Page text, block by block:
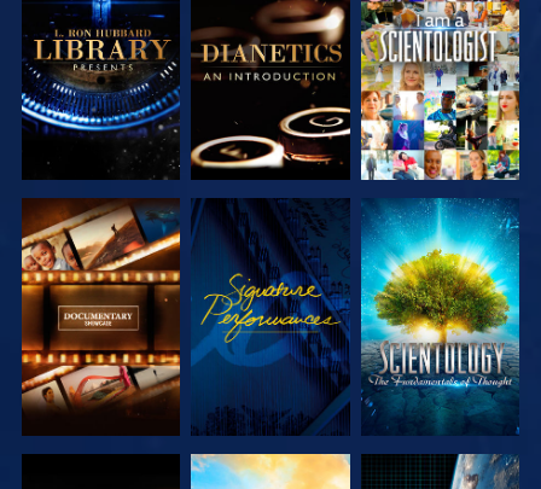
VERKEN DE
SERIE
VERKEN DE
SERIE
KIJK
VERKEN DE
SERIE
KIJK
VERKEN DE
SERIE